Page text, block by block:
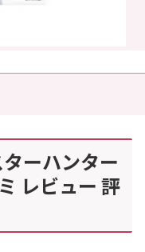
ーハンター
レビュー 評